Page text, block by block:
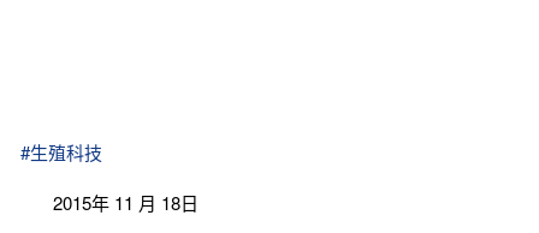
#生殖科技
2015年 11 月 18日